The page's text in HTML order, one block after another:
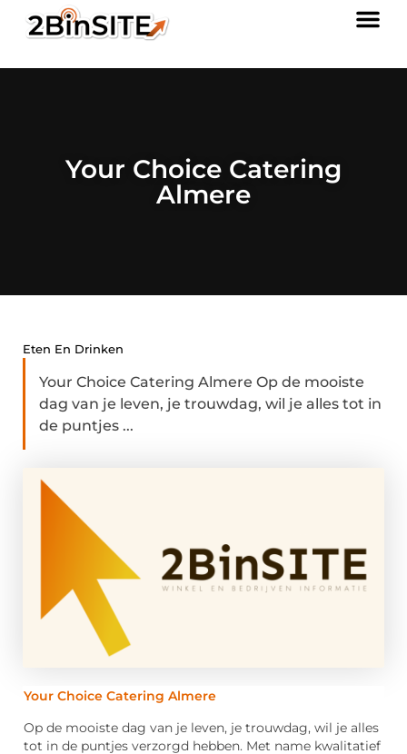
Your Choice Catering
Almere
Eten En Drinken
Your Choice Catering Almere Op de mooiste
dag van je leven, je trouwdag, wil je alles tot in
de puntjes ...
Your Choice Catering Almere
Op de mooiste dag van je leven, je trouwdag, wil je alles
tot in de puntjes verzorgd hebben. Met name kwalitatief